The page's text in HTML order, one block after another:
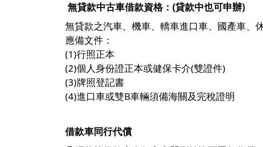
無貸款中古車借款資格：(貸款中也可申辦)
無貸款之汽車、機車、轎車進口車、國產車、
應備文件：
(1)行照正本
(2)個人身份證正本或健保卡介(雙證件)
(3)牌照登記書
(4)進口車或雙B車輛須備海關及完稅證明
借款車同行代償